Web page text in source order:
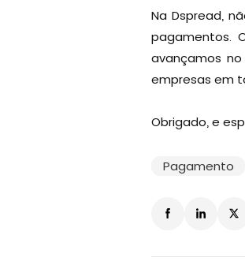
Na Dspread,
pagamentos.
avançamos
empresas em
Obrigado, e
Pagamento